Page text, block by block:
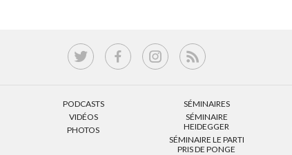
PODCASTS
VIDÉOS
PHOTOS
SÉMINAIRES
SÉMINAIRE
HEIDEGGER
SÉMINAIRE LE PARTI
PRIS DE PONGE